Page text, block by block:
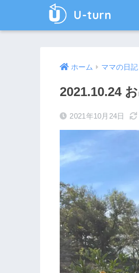
U-turn
ホーム ママの日記
2021.10.24
2021年10月24日